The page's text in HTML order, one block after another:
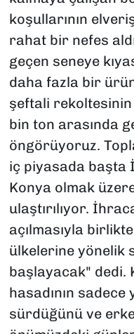
koşullarının
rahat bir nefes
geçen seneye
daha fazla bir
şeftali rekoltesinin
bin ton arasında
öngörüyoruz.
iç piyasada başta
Konya olmak
ulaştırılıyor.
açılmasıyla
ülkelerine yönelik
başlayacak" dedi.
hasadının
sürdüğünü ve